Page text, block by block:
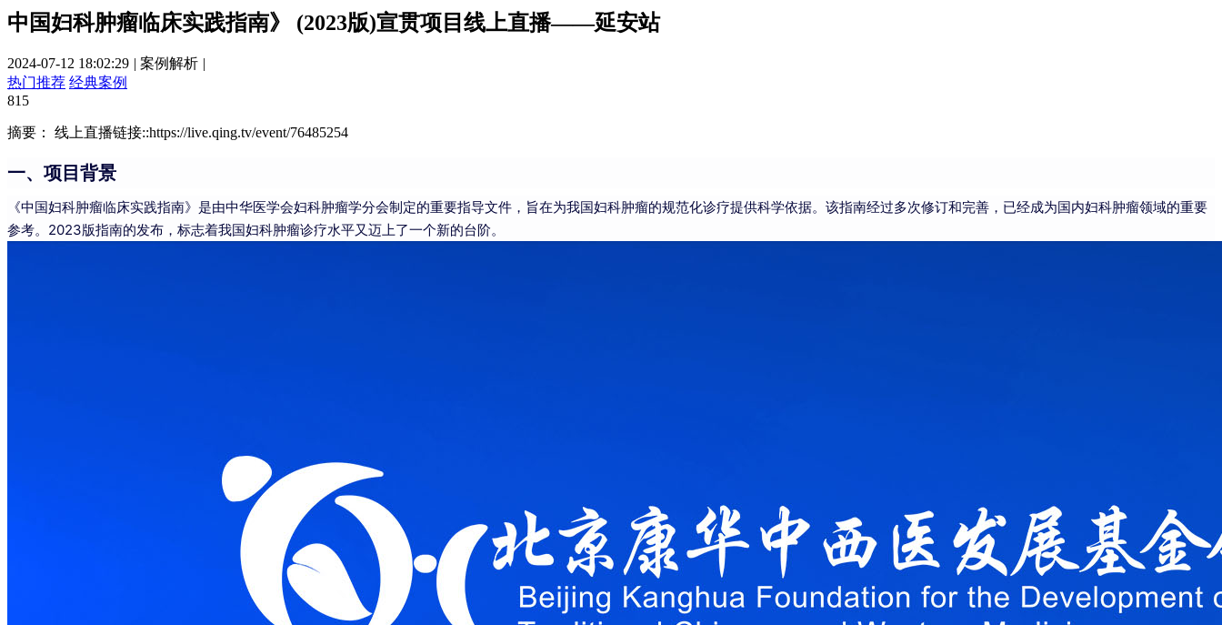
中国妇科肿瘤临床实践指南》 (2023版)宣贯项目线上直播——延安站
2024-07-12 18:02:29 | 案例解析 |
热门推荐 经典案例
815
摘要： 线上直播链接::https://live.qing.tv/event/76485254
一、项目背景
《中国妇科肿瘤临床实践指南》是由中华医学会妇科肿瘤学分会制定的重要指导文件，旨在为我国妇科肿瘤的规范化诊疗提供科学依据。该指南经过多次修订和完善，已经成为国内妇科肿瘤领域的重要
参考。2023版指南的发布，标志着我国妇科肿瘤诊疗水平又迈上了一个新的台阶。